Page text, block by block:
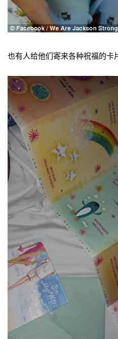
也有人给他们寄来各种祝福的卡